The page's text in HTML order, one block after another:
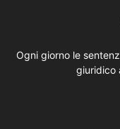
Ogni giorno le
giuridico